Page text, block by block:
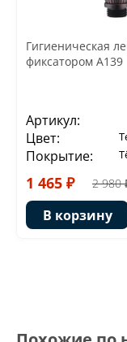
Гигиеническая
фиксатором A139
Артикул:
Цвет:
Покрытие:
1 465 ₽ 2 980
В корзину